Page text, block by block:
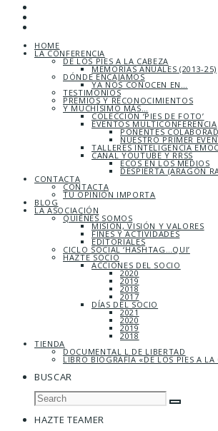
HOME
LA CONFERENCIA
DE LOS PIES A LA CABEZA
MEMORIAS ANUALES (2013-25)
DÓNDE ENCAJAMOS
YA NOS CONOCEN EN…
TESTIMONIOS
PREMIOS Y RECONOCIMIENTOS
Y MUCHÍSIMO MÁS…
COLECCIÓN ‘PIES DE FOTO’
EVENTOS MULTICONFERENCIA
PONENTES
NUESTRO PRIMER
TALLERES INTELIGENCIA
CANAL YOUTUBE Y RRSS
ECOS EN LOS MEDIOS
DESPIERTA (ARAGÓN
CONTACTA
CONTACTA
TU OPINIÓN IMPORTA
BLOG
LA ASOCIACIÓN
QUIÉNES SOMOS
MISIÓN, VISIÓN Y VALORES
FINES Y ACTIVIDADES
EDITORIALES
CICLO SOCIAL ‘HASHTAG…QUI’
HAZTE SOCIO
ACCIONES DEL SOCIO
2020
2019
2018
2017
DÍAS DEL SOCIO
2021
2020
2019
2018
TIENDA
DOCUMENTAL L DE LIBERTAD
LIBRO BIOGRAFÍA «DE LOS PIES A LA
BUSCAR
HAZTE TEAMER